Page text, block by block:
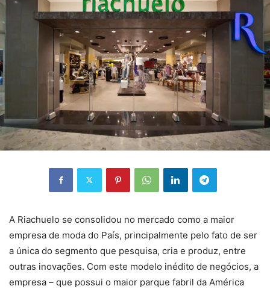
A Riachuelo se consolidou no mercado como a maior
empresa de moda do País, principalmente pelo fato de ser
a única do segmento que pesquisa, cria e produz, entre
outras inovações. Com este modelo inédito de negócios, a
empresa – que possui o maior parque fabril da América